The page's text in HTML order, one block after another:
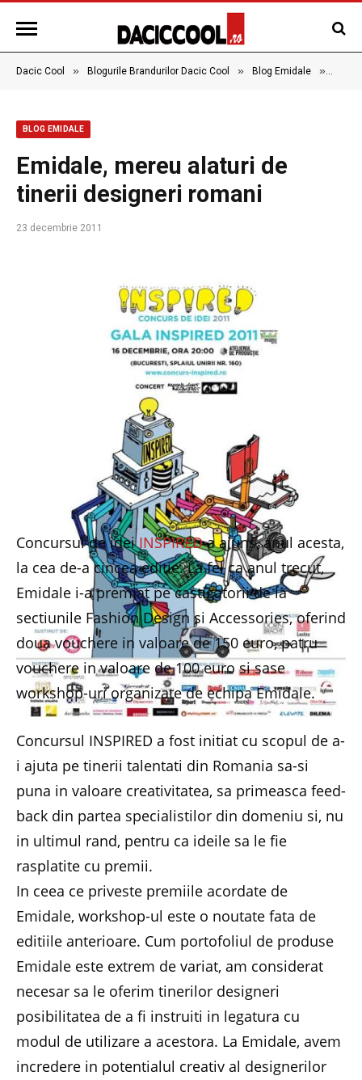
Dacic Cool » Blogurile Brandurilor Dacic Cool » Blog Emidale »
BLOG EMIDALE
Emidale, mereu alaturi de
tinerii designeri romani
23 decembrie 2011
Concursul de ideiINSPIREDa ajuns, anul acesta,
la cea de-a cincea editie. La fel ca anul trecut,
Emidale i-a premiat pe castigatorii de la
sectiunile Fashion Design si Accessories, oferind
doua vouchere in valoare de 150 euro, patru
vouchere in valoare de 100 euro si sase
workshop-uri organizate de echipa Emidale.
Concursul INSPIRED a fost initiat cu scopul de a-
i ajuta pe tinerii talentati din Romania sa-si
puna in valoare creativitatea, sa primeasca feed-
back din partea specialistilor din domeniu si, nu
in ultimul rand, pentru ca ideile sa le fie
rasplatite cu premii.
In ceea ce priveste premiile acordate de
Emidale, workshop-ul este o noutate fata de
editiile anterioare. Cum portofoliul de produse
Emidale este extrem de variat, am considerat
necesar sa le oferim tinerilor designeri
posibilitatea de a fi instruiti in legatura cu
modul de utilizare a acestora. La Emidale, avem
incredere in potentialul creativ al designerilor